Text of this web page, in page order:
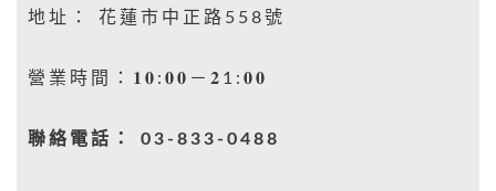
地址： 花蓮市中正路558號​
營業時間：𝟏𝟎:𝟎𝟎－𝟐1:𝟎𝟎​
聯絡電話： ​03-833-0488